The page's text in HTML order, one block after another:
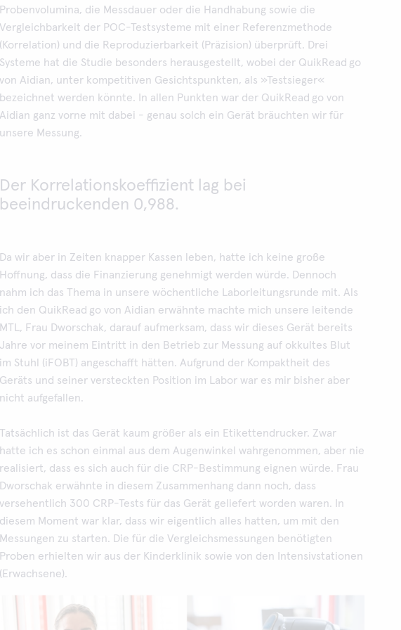
Probenvolumina, die Messdauer oder die Handhabung sowie die
Vergleichbarkeit der POC-Testsysteme mit einer Referenzmethode
(Korrelation) und die Reproduzierbarkeit (Präzision) überprüft. Drei
Systeme hat die Studie besonders herausgestellt, wobei der QuikRead go
von Aidian, unter kompetitiven Gesichtspunkten, als »Testsieger«
bezeichnet werden könnte. In allen Punkten war der QuikRead go von
Aidian ganz vorne mit dabei - genau solch ein Gerät bräuchten wir für
unsere Messung.
Der Korrelationskoeffizient lag bei
beeindruckenden 0,988.
Da wir aber in Zeiten knapper Kassen leben, hatte ich keine große
Hoffnung, dass die Finanzierung genehmigt werden würde. Dennoch
nahm ich das Thema in unsere wöchentliche Laborleitungsrunde mit. Als
ich den QuikRead go von Aidian erwähnte machte mich unsere leitende
MTL, Frau Dworschak, darauf aufmerksam, dass wir dieses Gerät bereits
Jahre vor meinem Eintritt in den Betrieb zur Messung auf okkultes Blut
im Stuhl (iFOBT) angeschafft hätten. Aufgrund der Kompaktheit des
Geräts und seiner versteckten Position im Labor war es mir bisher aber
nicht aufgefallen.
Tatsächlich ist das Gerät kaum größer als ein Etikettendrucker. Zwar
hatte ich es schon einmal aus dem Augenwinkel wahrgenommen, aber nie
realisiert, dass es sich auch für die CRP-Bestimmung eignen würde. Frau
Dworschak erwähnte in diesem Zusammenhang dann noch, dass
versehentlich 300 CRP-Tests für das Gerät geliefert worden waren. In
diesem Moment war klar, dass wir eigentlich alles hatten, um mit den
Messungen zu starten. Die für die Vergleichsmessungen benötigten
Proben erhielten wir aus der Kinderklinik sowie von den Intensivstationen
(Erwachsene).